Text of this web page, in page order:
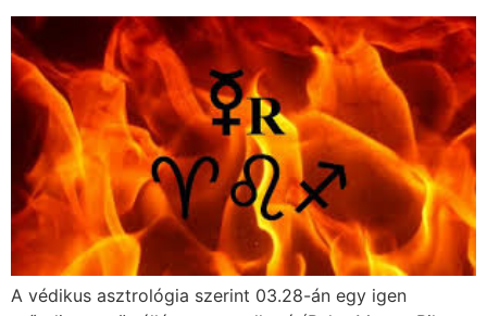
A védikus asztrológia szerint 03.28-án egy igen